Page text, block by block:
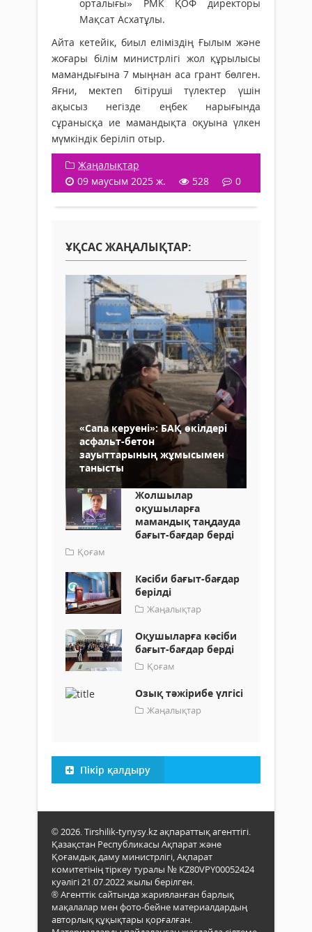
орталығы» РМК ҚОФ директоры
Мақсат Асхатұлы.
Айта кетейік, биыл еліміздің Ғылым және
жоғары білім министрлігі жол құрылысы
мамандығына 7 мыңнан аса грант бөлген.
Яғни, мектеп бітіруші түлектер үшін
ақысыз негізде еңбек нарығында
сұранысқа ие мамандықта оқуына үлкен
мүмкіндік беріліп отыр.
Жаңалықтар
09 маусым 2025 ж.
528 0
ҰҚСАС ЖАҢАЛЫҚТАР:
«Сапа керуені»: БАҚ өкілдері
асфальт-бетон
зауыттарының жұмысымен
танысты
Жолшылар
оқушыларға
мамандық таңдауда
бағыт-бағдар берді
Қоғам
Кәсіби бағыт-бағдар
берілді
Жаңалықтар
Оқушыларға кәсіби
бағыт-бағдар берді
Қоғам
Озық тәжірибе үлгісі
Жаңалықтар
Пікір қалдыру
© 2026. Tirshilik-tynysy.kz ақпараттық агенттігі.
Қазақстан Республикасы Ақпарат және
Қоғамдық даму министрлігі, Ақпарат
комитетінің тіркеу туралы № KZ80VPY00052424
куәлігі 21.07.2022 жылы берілген.
® Агенттік сайтында жарияланған барлық
мақалалар мен фото-бейне материалдардың
авторлық құқықтары қорғалған.